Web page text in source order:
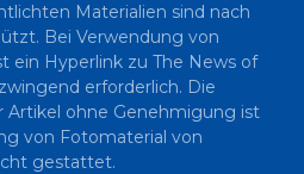
Materialien sind nach
Bei Verwendung von
ein Hyperlink zu The News of
erforderlich. Die
Artikel ohne Genehmigung ist
von Fotomaterial von
gestattet.